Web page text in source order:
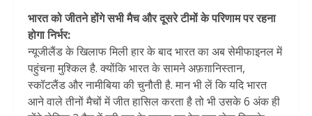
भारत को जीतने होंगे सभी मैच और दूसरे टीमों के परिणाम पर रहना
होगा निर्भर:
न्यूजीलैंड के खिलाफ मिली हार के बाद भारत का अब सेमीफाइनल में
पहुंचना मुश्किल है. क्योंकि भारत के सामने अफ़ग़ानिस्तान,
स्कॉटलैंड और नामीबिया की चुनौती है. मान भी लें कि यदि भारत
आने वाले तीनों मैचों में जीत हासिल करता है तो भी उसके 6 अंक ही